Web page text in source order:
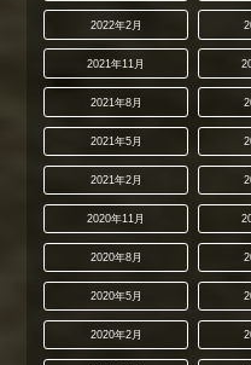
2022年2月
2021年11月
2021年8月
2021年5月
2021年2月
2020年11月
2020年8月
2020年5月
2020年2月